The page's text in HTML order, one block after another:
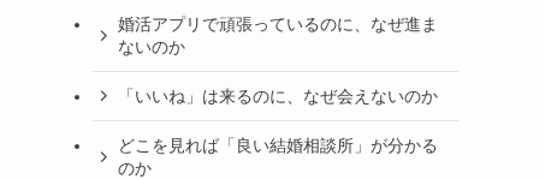
婚活アプリで頑張っているのに、なぜ進ま
ないのか
「いいね」は来るのに、なぜ会えないのか
どこを見れば「良い結婚相談所」が分かる
のか